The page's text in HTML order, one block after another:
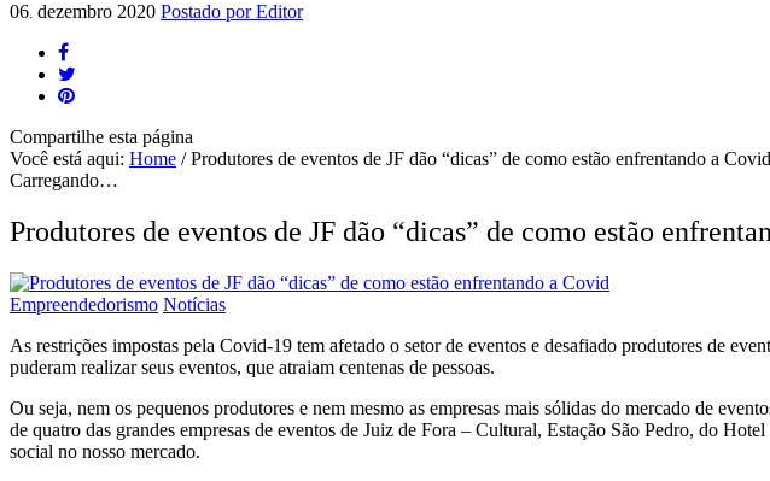
06. dezembro 2020 Postado porEditor
Compartilhe esta página
Você está aqui: Home / Produtores de eventos de JF dão “dicas” de como estão enfrentando a Covid
Carregando…
Produtores de eventos de JF dão “dicas” de como estão
Empreendedorismo Notícias
As restrições impostas pela Covid-19 tem afetado o setor de eventos e desafiado produtores de
puderam realizar seus eventos, que atraiam centenas de pessoas.
Ou seja, nem os pequenos produtores e nem mesmo as empresas mais sólidas do mercado de
de quatro das grandes empresas de eventos de Juiz de Fora – Cultural, Estação São Pedro, do
social no nosso mercado.